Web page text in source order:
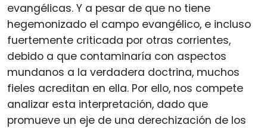
evangélicas. Y a pesar de que no tiene
hegemonizado el campo evangélico, e incluso
fuertemente criticada por otras corrientes,
debido a que contaminaría con aspectos
mundanos a la verdadera doctrina, muchos
fieles acreditan en ella. Por ello, nos compete
analizar esta interpretación, dado que
promueve un eje de una derechización de los